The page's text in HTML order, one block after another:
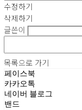
수정하기
삭제하기
글쓴이
목록으로 가기
페이스북
카카오톡
네이버 블로그
밴드